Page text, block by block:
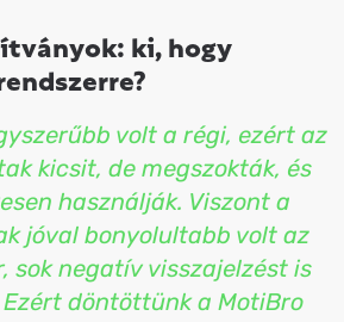
ki, hogy
volt a régi, ezért az
kicsit, de megszokták, és
használják. Viszont a
jóval bonyolultabb volt az
sok negatív visszajelzést is
döntöttünk a MotiBro